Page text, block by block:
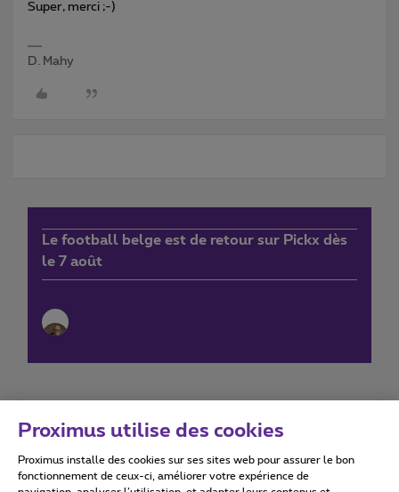
Super, merci ;-)
D. Mahy
Le football belge est de retour sur Pickx dès
le 7 août
Conditions d'utilisation Accessibility statement
Proximus utilise des cookies
Proximus installe des cookies sur ses sites web pour assurer le bon
fonctionnement de ceux-ci, améliorer votre expérience de